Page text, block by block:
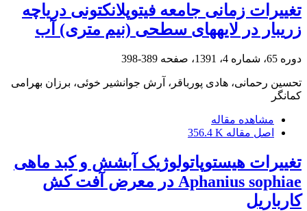
تغییرات زمانی جامعه فیتوپلانکتونی دریاچه
زریبار در لایه‏های سطحی (نیم متری) آب
دوره 65، شماره 4، 1391، صفحه 389-398
تحسین رحمانی، هادی پورباقر، آرش جوانشیر خوئی، برزان بهرامی
کمانگر
مشاهده مقاله
اصل مقاله 356.4 K
تغییرات هیستوپاتولوژیک آبشش و کبد ماهی
Aphanius sophiae در معرض آفت کش
کارباریل